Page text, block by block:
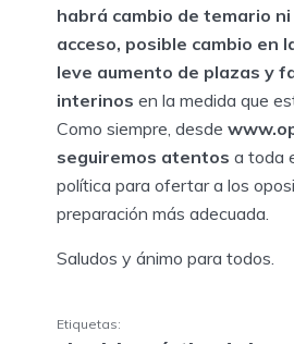
habrá cambio de temario
acceso, posible cambio en
leve aumento de plazas y
interinos en la medida que
Como siempre, desde
seguiremos atentos a toda
política para ofertar a los
preparación más adecuada.
Saludos y ánimo para todos.
Etiquetas: